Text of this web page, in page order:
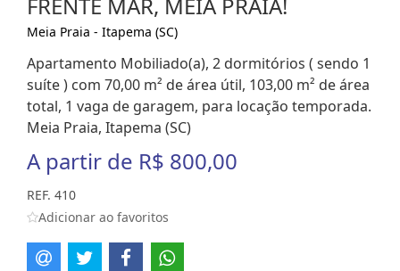
Meia Praia - Itapema (SC)
Apartamento Mobiliado(a), 2 dormitórios ( sendo 1
suíte ) com 70,00 m² de área útil, 103,00 m² de área
total, 1 vaga de garagem, para locação temporada.
Meia Praia, Itapema (SC)
A partir de R$ 800,00
REF. 410
Adicionar ao favoritos